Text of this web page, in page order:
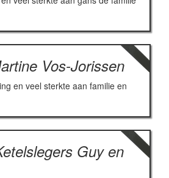
Vos-Jorissen
en veel sterkte aan familie en
Guy en